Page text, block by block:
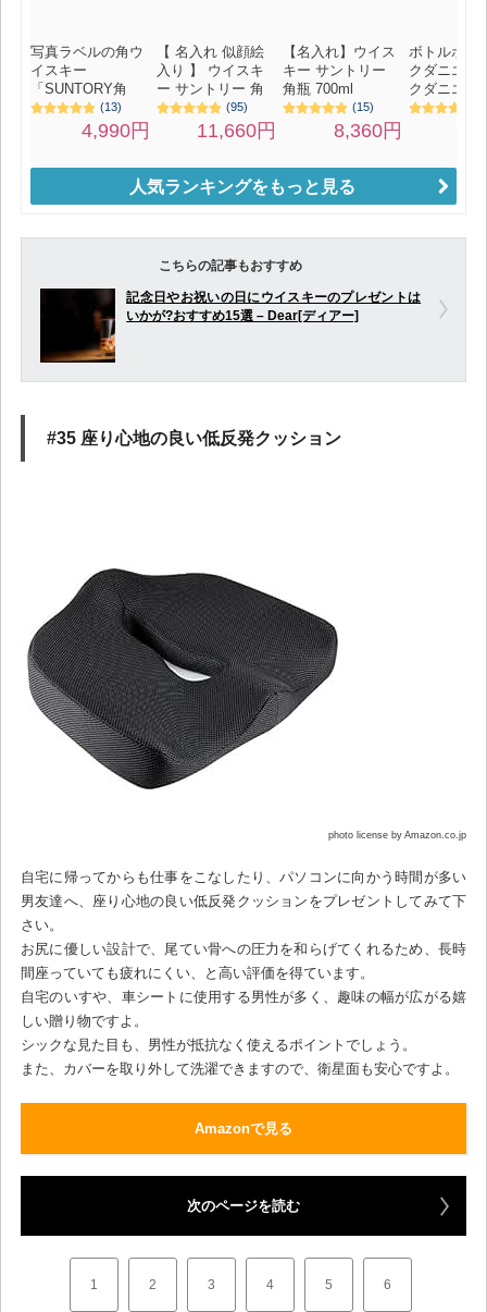
人気ランキングをもっと見る
こちらの記事もおすすめ
記念日やお祝いの日にウイスキーのプレゼントは
いかが?おすすめ15選 – Dear[ディアー]
#35 座り心地の良い低反発クッション
photo license by Amazon.co.jp
自宅に帰ってからも仕事をこなしたり、パソコンに向かう時間が多い
男友達へ、座り心地の良い低反発クッションをプレゼントしてみて下
さい。
お尻に優しい設計で、尾てい骨への圧力を和らげてくれるため、長時
間座っていても疲れにくい、と高い評価を得ています。
自宅のいすや、車シートに使用する男性が多く、趣味の幅が広がる嬉
しい贈り物ですよ。
シックな見た目も、男性が抵抗なく使えるポイントでしょう。
また、カバーを取り外して洗濯できますので、衛星面も安心ですよ。
Amazonで見る
次のページを読む
1 2 3 4 5 6